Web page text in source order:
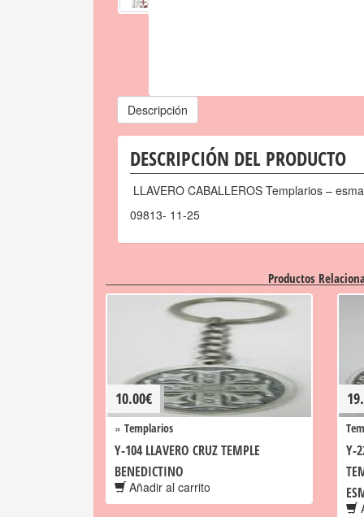
Descripción
DESCRIPCIÓN DEL PRODUCTO
LLAVERO CABALLEROS Templarios –
09813- 11-25
Productos
10.00€
» Templarios
Y-104 LLAVERO CRUZ TEMPLE
BENEDICTINO
Añadir al carrito
Y-